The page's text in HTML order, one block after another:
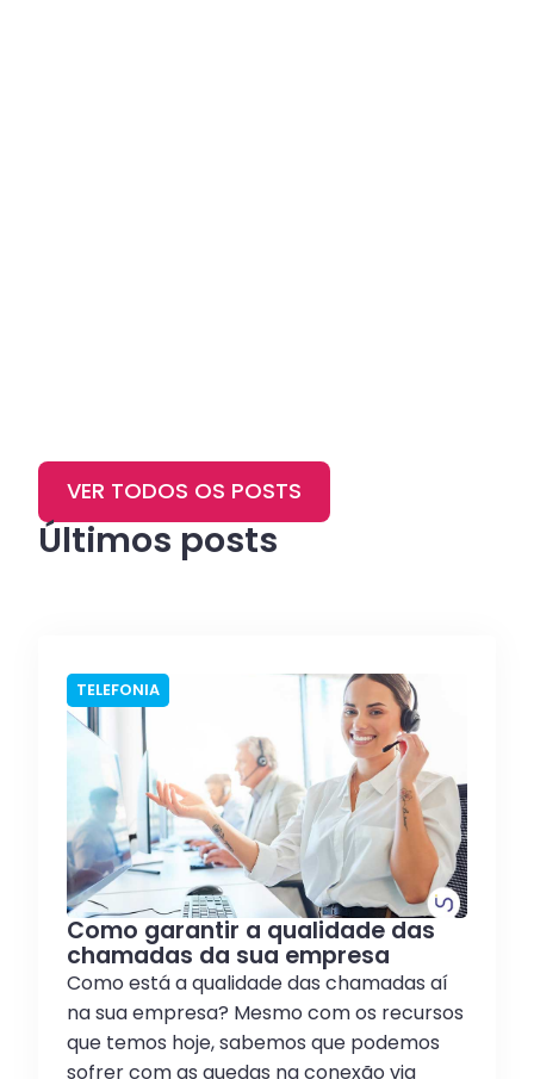
Últimos posts
VER TODOS OS POSTS
TELEFONIA
Como garantir a qualidade das
chamadas da sua empresa
Como está a qualidade das chamadas aí
na sua empresa? Mesmo com os recursos
que temos hoje, sabemos que podemos
sofrer com as quedas na conexão via